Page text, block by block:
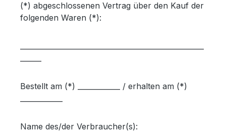
(*) abgeschlossenen Vertrag über den Kauf der
folgenden Waren (*):
Bestellt am (*) ____________ / erhalten am (*)
Name des/der Verbraucher(s):